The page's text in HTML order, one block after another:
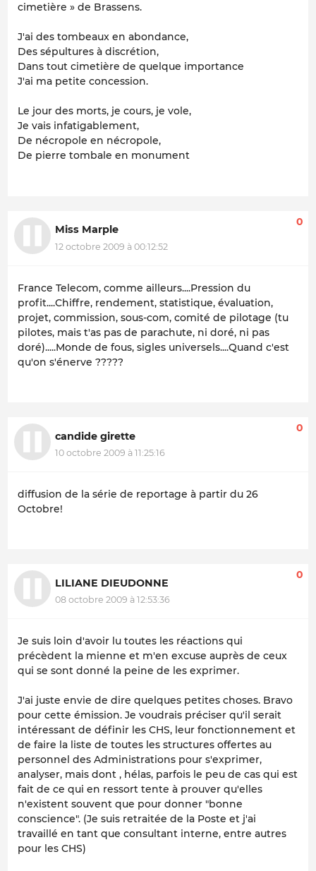
cimetière » de Brassens.
J'ai des tombeaux en abondance,
Des sépultures à discrétion,
Dans tout cimetière de quelque importance
J'ai ma petite concession.
Le jour des morts, je cours, je vole,
Je vais infatigablement,
De nécropole en nécropole,
De pierre tombale en monument
Miss Marple
12 octobre 2009 à 00:12:52
0
France Telecom, comme ailleurs....Pression du
profit....Chiffre, rendement, statistique, évaluation,
projet, commission, sous-com, comité de pilotage (tu
pilotes, mais t'as pas de parachute, ni doré, ni pas
doré).....Monde de fous, sigles universels....Quand c'est
qu'on s'énerve ?????
candide girette
10 octobre 2009 à 11:25:16
0
diffusion de la série de reportage à partir du 26
Octobre!
LILIANE DIEUDONNE
08 octobre 2009 à 12:53:36
0
Je suis loin d'avoir lu toutes les réactions qui
précèdent la mienne et m'en excuse auprès de ceux
qui se sont donné la peine de les exprimer.
J'ai juste envie de dire quelques petites choses. Bravo
pour cette émission. Je voudrais préciser qu'il serait
intéressant de définir les CHS, leur fonctionnement et
de faire la liste de toutes les structures offertes au
personnel des Administrations pour s'exprimer,
analyser, mais dont , hélas, parfois le peu de cas qui est
fait de ce qui en ressort tente à prouver qu'elles
n'existent souvent que pour donner "bonne
conscience". (Je suis retraitée de la Poste et j'ai
travaillé en tant que consultant interne, entre autres
pour les CHS)